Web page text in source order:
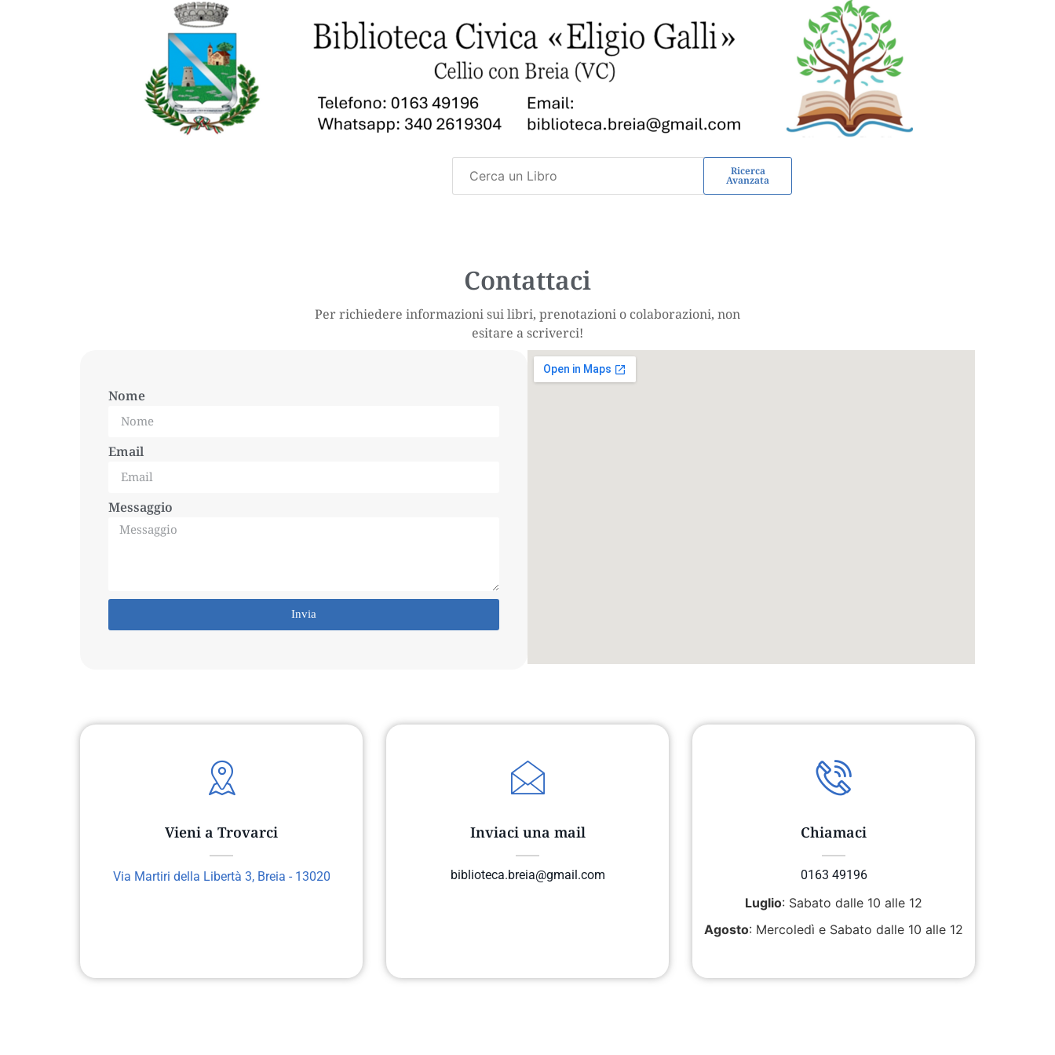
Ricerca
Avanzata
Contattaci
Per richiedere informazioni sui libri, prenotazioni o colaborazioni, non
esitare a scriverci!
Nome
Email
Messaggio
Invia
Vieni a Trovarci
Via Martiri della Libertà 3, Breia - 13020
Inviaci una mail
biblioteca.breia@gmail.com
Chiamaci
0163 49196
Luglio: Sabato dalle 10 alle 12
Agosto: Mercoledì e Sabato dalle 10 alle 12